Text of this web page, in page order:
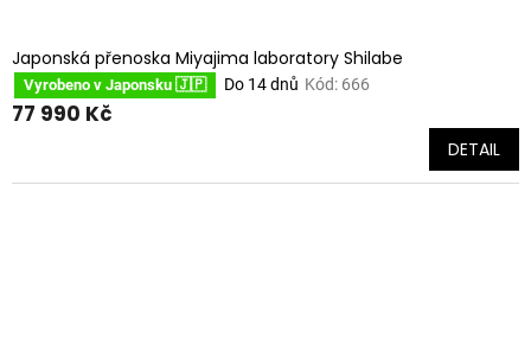
Japonská přenoska Miyajima laboratory Shilabe
Vyrobeno v Japonsku 🇯🇵 Do 14 dnů Kód: 666
77 990 Kč
DETAIL